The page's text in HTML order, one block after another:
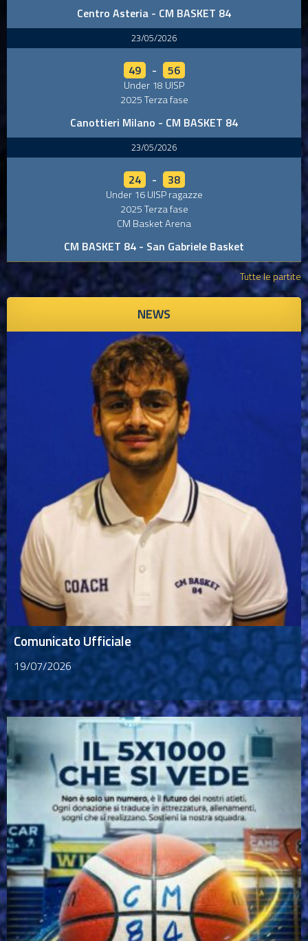
Centro Asteria - CM BASKET 84
23/05/2026
49 - 56
Under 18 UISP
2025 Terza fase
Canottieri Milano - CM BASKET 84
23/05/2026
24 - 38
Under 16 UISP ragazze
2025 Terza fase
CM Basket Arena
CM BASKET 84 - San Gabriele Basket
Tutte le partite
NEWS
Comunicato Ufficiale
19/07/2026